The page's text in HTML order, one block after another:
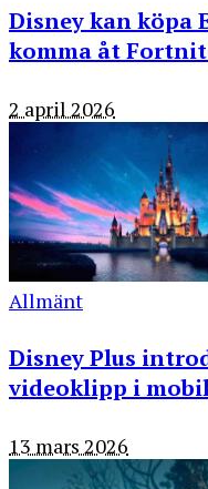
Disney kan köpa
komma åt
2 april 2026
Allmänt
Disney Plus
videoklipp i
13 mars 2026